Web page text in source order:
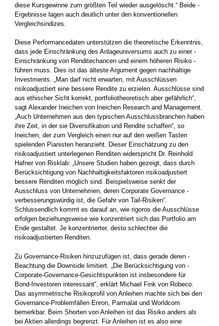
diese Kurs­gewinne zum größten Teil wieder ausgelöscht.“ Beide ­
Ergebnisse ­lagen auch deutlich unter den konventionellen
Vergleichs­indizes.
Diese Performancedaten unterstützen die theoretische ­Erkenntnis,
dass jede Einschränkung des Anlageuniversums auch zu einer ­
Einschränkung von Renditechancen und einem höheren Risiko ­
führen muss. Dies ist das älteste Argument gegen nachhaltige
Investments. „Man darf nicht erwarten, mit Ausschlüssen
risikoadjustiert eine ­bessere Rendite zu erzielen. Ausschlüsse sind
aus ethischer Sicht ­korrekt, portfoliotheoretisch aber gefährlich“,
sagt Alexander Ineichen von Ineichen Research and Management.
„Auch Unternehmen aus den typischen Ausschlussbranchen haben
ihre Zeit, in der sie Diversifikation und Rendite schaffen“, so
Ineichen, der zum Vergleich einen nur auf den weißen Tasten
spielenden Pianisten heranzieht. ­Dieser Einschätzung zu den
risikoadjustiert unterlegenen Renditen widerspricht Dr. Reinhold
Hafner von Risklab: „Unsere Studien haben ­gezeigt, dass durch
Berücksichtigung von Nachhaltigkeitsfaktoren ­risikoadjustiert
bessere Renditen möglich sind. Beispielsweise senkt der
Ausschluss von Unternehmen, deren Corporate Governance ­
verbesserungswürdig ist, die Gefahr von Tail-Risiken“.
Schlussendlich kommt es darauf an, wie rigoros die Ausschlüsse
erfolgen beziehungsweise wie konzentriert sich das Portfolio am
Ende gestaltet. Je konzentrierter, desto schlechter die
risikoadjustierten Renditen.
Zu Governance-Risiken hinzuzufügen ist, dass gerade deren ­
Beachtung die Downside limitiert. „Die Berücksichtigung von ­­
Corporate-Governance-Gesichtspunkten ist insbesondere für
Bond-­Investoren interessant“, erklärt Michael Fink von Robeco.
Das asymmetrische ­Risikoprofil von Anleihen machte sich bei den
Governance-­Problemfällen Enron, Parmalat und Worldcom
bemerkbar. Beim ­Shorten von Anleihen ist das Risiko anders als
bei Aktien allerdings begrenzt. Für Anleihen ist es also eine